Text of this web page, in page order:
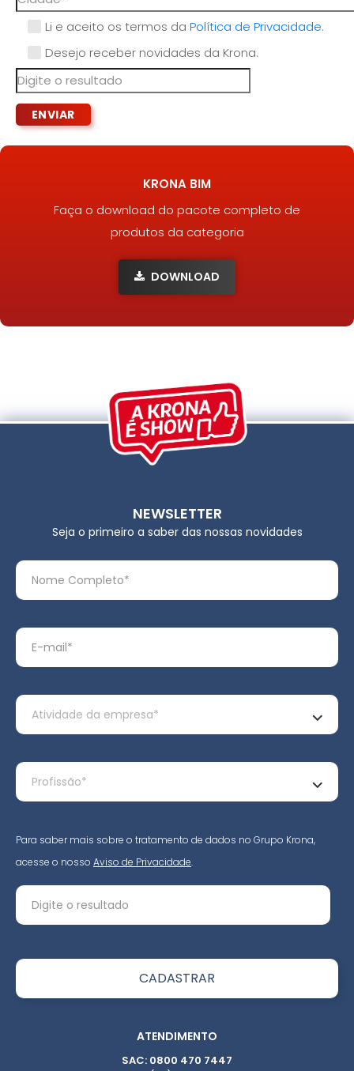
Li e aceito os termos da Política de Privacidade.
Desejo receber novidades da Krona.
KRONA BIM
Faça o download do pacote completo de
produtos da categoria
DOWNLOAD
NEWSLETTER
Seja o primeiro a saber das nossas novidades
Para saber mais sobre o tratamento de dados no Grupo Krona,
acesse o nosso Aviso de Privacidade.
ATENDIMENTO
SAC: 0800 470 7447